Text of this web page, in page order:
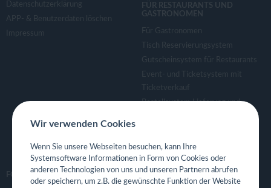
Datenschutzerklärung
APP- & Benutzerdaten löschen
Impressum
FÜR RESTAURANTS UND
GASTRONOMEN
Für Gastronomen
Tisch Reservierungsystem
Gutscheinsystem für Restaurants
Event- und Ticketsystem mit
Ticketverkauf
Bestellsystem Lieferung und
Eigene App für Restaurant
FOLGE UNS
Wir verwenden Cookies
Wenn Sie unsere Webseiten besuchen, kann Ihre
Systemsoftware Informationen in Form von Cookies oder
anderen Technologien von uns und unseren Partnern abrufen
oder speichern, um z.B. die gewünschte Funktion der Website